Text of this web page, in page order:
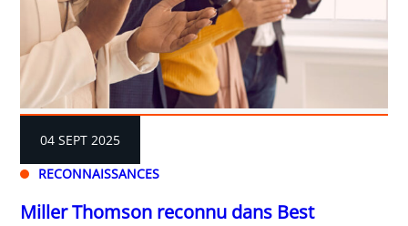
RECONNAISSANCES
04 SEPT 2025
Miller Thomson reconnu dans Best